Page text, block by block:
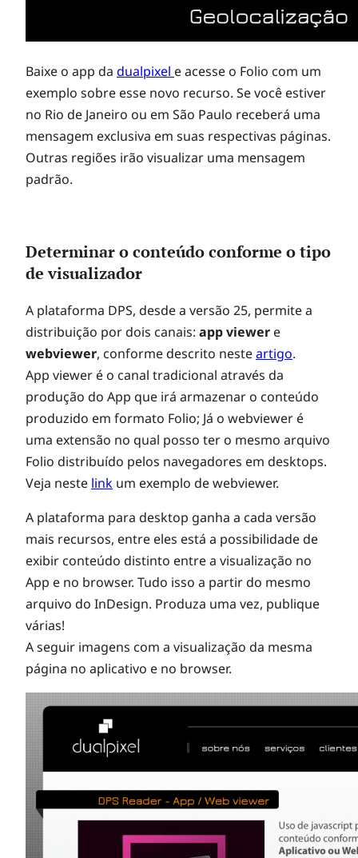
u
a
l
i
a
ç
ã
o
o
b
r
i
g
a
t
ó
Baixe o app da dualpixel e acesse o Folio com um
exemplo sobre esse novo recurso. Se você estiver
no Rio de Janeiro ou em São Paulo receberá uma
mensagem exclusiva em suas respectivas páginas.
Outras regiões irão visualizar uma mensagem
padrão.
Determinar o conteúdo conforme o tipo
de visualizador
A plataforma DPS, desde a versão 25, permite a
distribuição por dois canais: app viewer e
webviewer, conforme descrito nesteartigo.
App viewer é o canal tradicional através da
produção do App que irá armazenar o conteúdo
produzido em formato Folio; Já o webviewer é
uma extensão no qual posso ter o mesmo arquivo
Folio distribuído pelos navegadores em desktops.
Veja neste link um exemplo de webviewer.
A plataforma para desktop ganha a cada versão
mais recursos, entre eles está a possibilidade de
exibir conteúdo distinto entre a visualização no
App e no browser. Tudo isso a partir do mesmo
arquivo do InDesign. Produza uma vez, publique
várias!
A seguir imagens com a visualização da mesma
página no aplicativo e no browser.